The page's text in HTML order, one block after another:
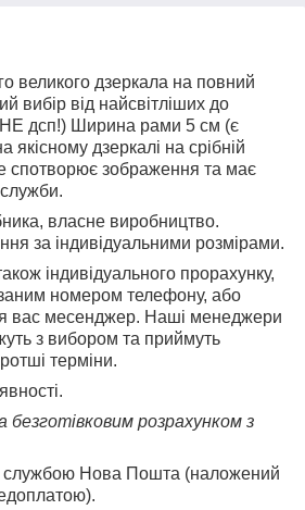
великого дзеркала на повний
вибір від найсвітліших до
дсп!) Ширина рами 5 см (є
дзеркалі на срібній
спотворює зображення та має
власне виробництво.
за індивідуальними розмірами.
індивідуального прорахунку,
номером телефону, або
вас месенджер. Наші менеджери
з вибором та приймуть
терміни.
розрахунком з
службою Нова Пошта (наложений